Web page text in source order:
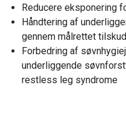
Reducere eksponering
Håndtering af
gennem målrettet
Forbedring af
underliggende
restless leg syndrome